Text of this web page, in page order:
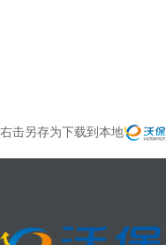
右击另存为下载到本地